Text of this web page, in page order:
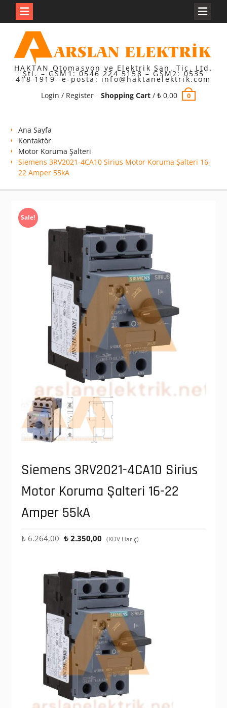
content
HAKTAN Otomasyon ve Elektrik San. Tic. Ltd.
Şti. – GSM1: 0546 224 5158 – GSM2: 0535
418 1919- e-posta: info@haktanelektrik.com
Login / Register
Shopping Cart/ ₺0,00 0
Ana Sayfa
Kontaktör
Motor Koruma Şalteri
Siemens 3RV2021-4CA10 Sirius Motor Koruma Şalteri 16-
22 Amper 55kA
Sale!
Siemens 3RV2021-4CA10 Sirius
Motor Koruma Şalteri 16-22
Amper 55kA
₺6.264,00 Orijinal
₺2.350,00 Şu
₺ 2.350,00.
(KDV Hariç)